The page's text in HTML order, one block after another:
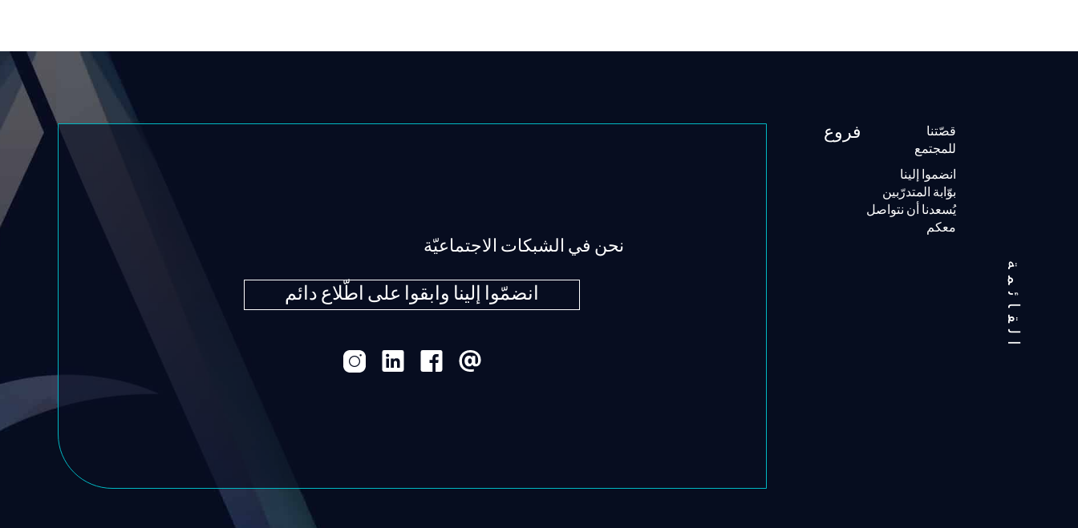
القائمة
قصّتنا
للمجتمع
انضموا إلينا
بوّابة المتدرّبين
يُسعدنا أن نتواصل
معكم
فروع
نحن في الشبكات الاجتماعيّة
انضمّوا إلينا وابقوا على اطّلاع دائم